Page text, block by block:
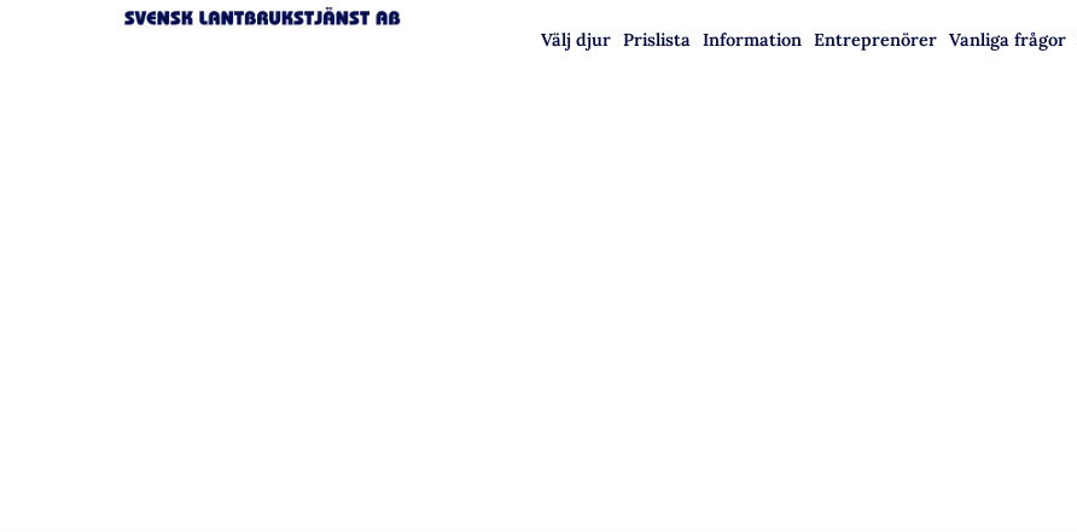
Välj djur Prislista Information Entreprenörer Vanliga frågor